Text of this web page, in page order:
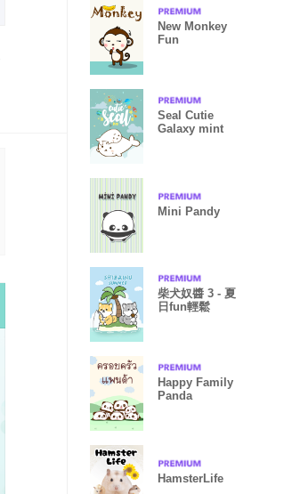
New Monkey
Fun
Seal Cutie
Galaxy mint
Mini Pandy
柴犬奴醬 3 - 夏
日fun輕鬆
Happy Family
Panda
HamsterLife